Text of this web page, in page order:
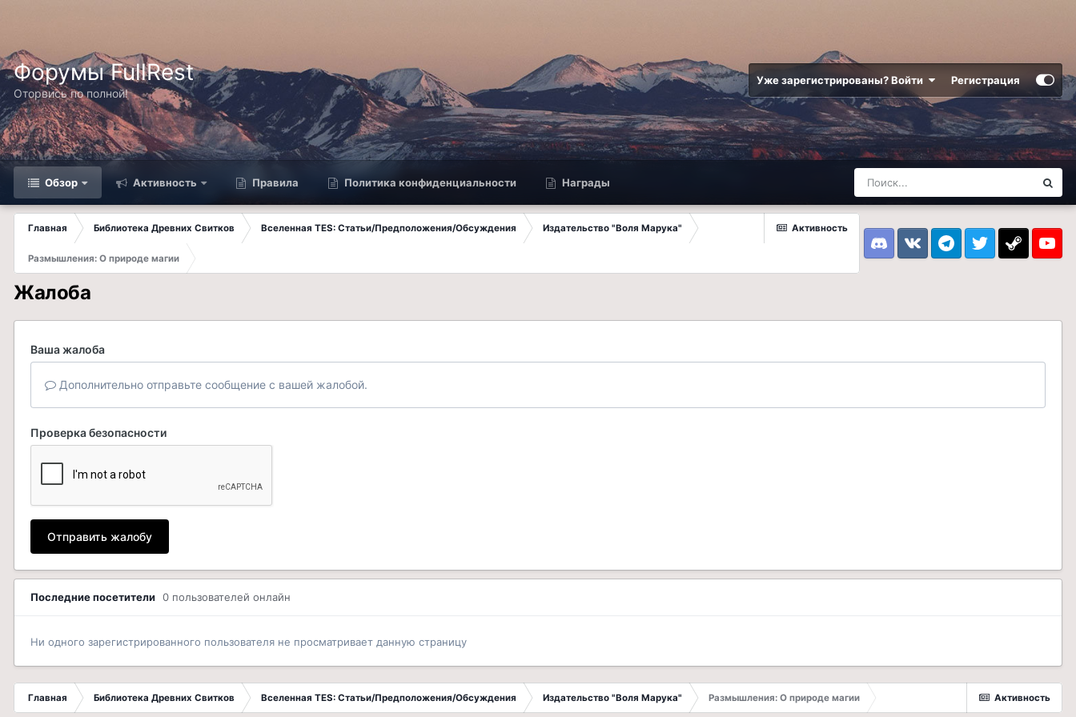
Форумы FullRest
Оторвись по полной!
Уже зарегистрированы? Войти Регистрация
Обзор Активность Правила Политика конфиденциальности Награды
Активность
Главная Библиотека Древних Свитков Вселенная TES: Статьи/Предположения/Обсуждения Издательство "Воля Марука"
Размышления: О природе магии DiscordVK TelegramTwitter Steam
Жалоба
Ваша жалоба
Дополнительно отправьте сообщение с вашей жалобой.
Проверка безопасности
Отправить жалобу
Последние посетители 0 пользователей онлайн
Ни одного зарегистрированного пользователя не просматривает данную страницу
Активность
Главная Библиотека Древних Свитков Вселенная TES: Статьи/Предположения/Обсуждения Издательство "Воля Марука" Размышления: О природе магии